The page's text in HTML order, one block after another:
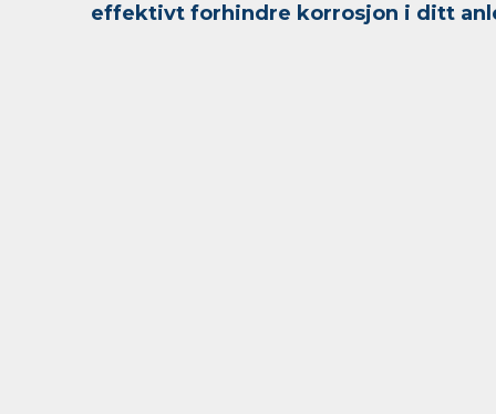
effektivt forhindre korrosjon i ditt